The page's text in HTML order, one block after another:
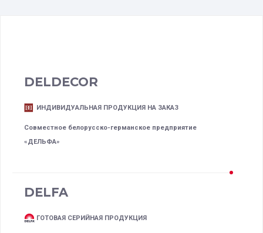
DELDECOR
ИНДИВИДУАЛЬНАЯ ПРОДУКЦИЯ НА ЗАКАЗ
Совместное белорусско-германское предприятие
«ДЕЛЬФА»
DELFA
ГОТОВАЯ СЕРИЙНАЯ ПРОДУКЦИЯ